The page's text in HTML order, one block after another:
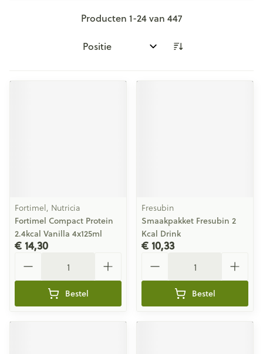
Producten 1-24van 447
Sorteer op:
Fortimel, Nutricia
Fortimel Compact Protein
2.4kcal Vanilla 4x125ml
€ 14,30
Bestel
Fresubin
Smaakpakket Fresubin 2
Kcal Drink
€ 10,33
Bestel